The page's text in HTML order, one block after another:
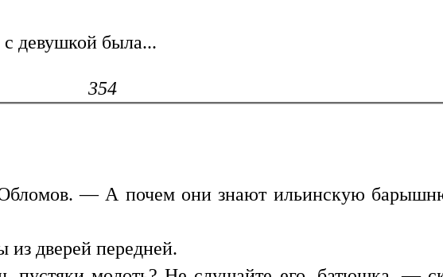
девушкой была...
354
— А почем они знают ильинскую
из дверей передней.